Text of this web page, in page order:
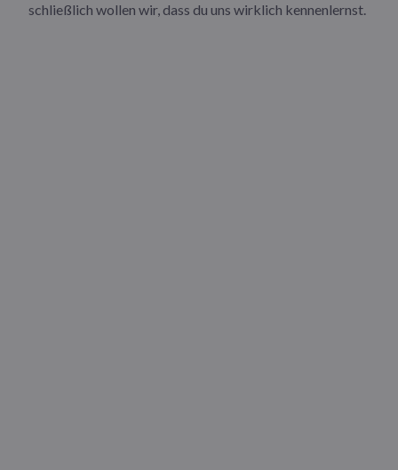
schließlich wollen wir, dass du uns wirklich kennenlernst.